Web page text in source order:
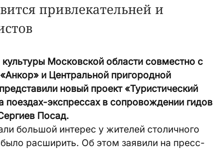
привлекательней и
Московской области совместно с
и Центральной пригородной
новый проект «Туристический
поездах-экспрессах в сопровождении гидов
Посад.
большой интерес у жителей столичного
расширить. Об этом заявили на пресс-